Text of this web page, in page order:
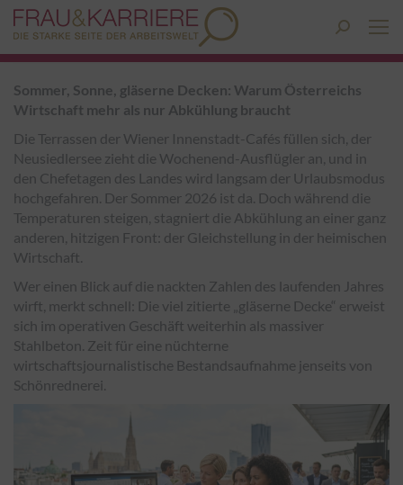
Search:
Sommer, Sonne, gläserne Decken: Warum Österreichs
Wirtschaft mehr als nur Abkühlung braucht
Die Terrassen der Wiener Innenstadt-Cafés füllen sich, der
Neusiedlersee zieht die Wochenend-Ausflügler an, und in
den Chefetagen des Landes wird langsam der Urlaubsmodus
hochgefahren. Der Sommer 2026 ist da. Doch während die
Temperaturen steigen, stagniert die Abkühlung an einer ganz
anderen, hitzigen Front: der Gleichstellung in der heimischen
Wirtschaft.
Wer einen Blick auf die nackten Zahlen des laufenden Jahres
wirft, merkt schnell: Die viel zitierte „gläserne Decke“ erweist
sich im operativen Geschäft weiterhin als massiver
Stahlbeton. Zeit für eine nüchterne
wirtschaftsjournalistische Bestandsaufnahme jenseits von
Schönrednerei.